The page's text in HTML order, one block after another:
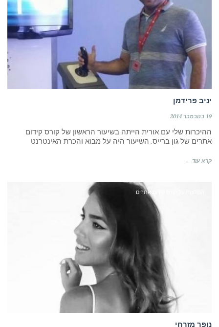
יניב פרידמן
19 בנובמבר 2014
ההיכרות שלי עם אורית הייתה בשיעור הראשון של קורס קידום
אתרים של גון ברייס. השיעור היה על מבוא והכרת האינטרנט
קרא עוד ←
המלצות על קורס קידום אתרים
נופר מזרחי